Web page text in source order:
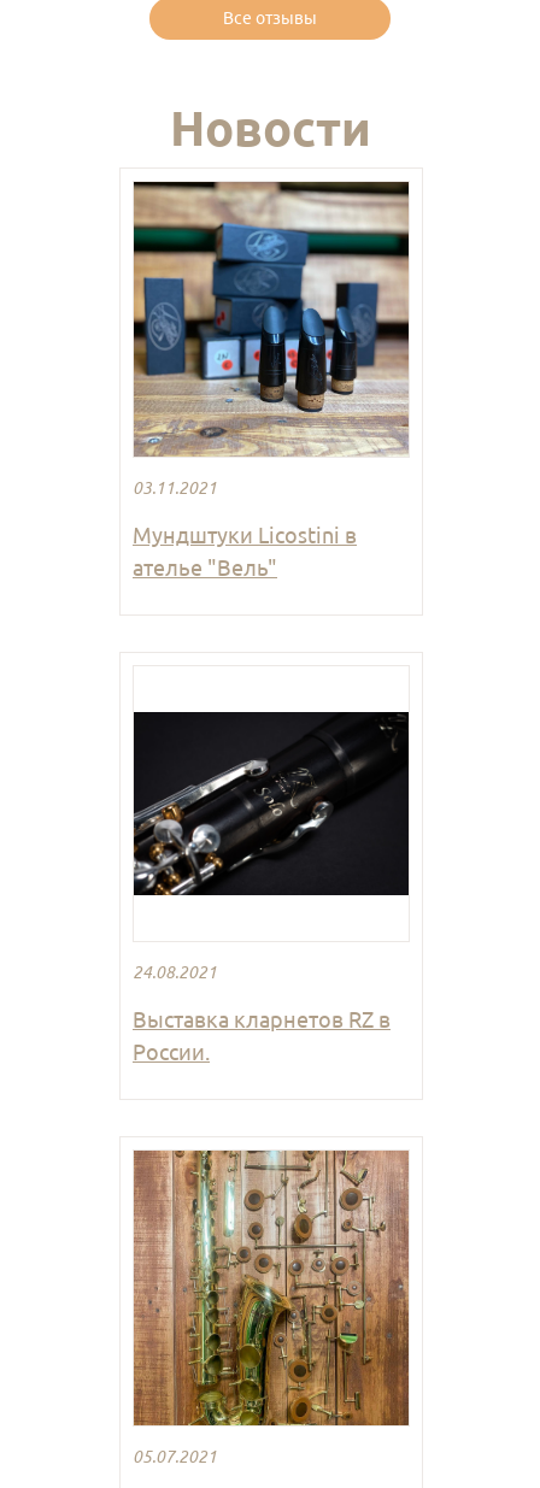
Все отзывы
Новости
03.11.2021
Мундштуки Licostini в
ателье "Вель"
24.08.2021
Выставка кларнетов RZ в
России.
05.07.2021